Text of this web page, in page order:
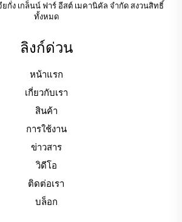
ยกั่ง เกล็นน์ ฟาร์ อีสต์ เมคานิคัล จำกัด สงวนสิทธิ์
ทั้งหมด
ลิงก์ด่วน
หน้าแรก
เกี่ยวกับเรา
สินค้า
การใช้งาน
ข่าวสาร
วิดีโอ
ติดต่อเรา
บล็อก